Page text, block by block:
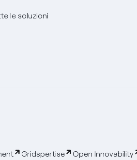
le soluzioni
Gridspertise Open Innovability